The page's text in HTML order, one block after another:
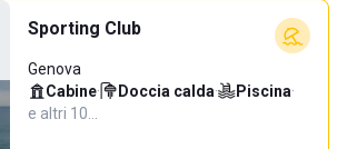
Sporting Club
Genova
Cabine· Doccia calda· Piscina·
e altri 10…